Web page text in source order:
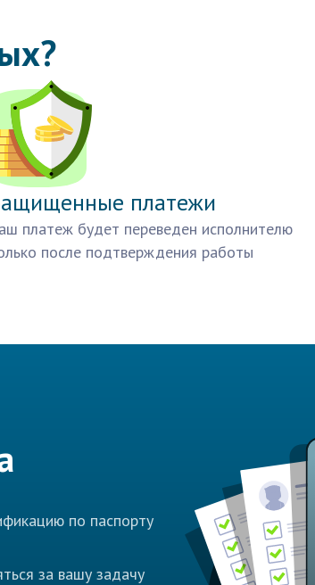
платежи
платеж будет переведен исполнителю
после подтверждения работы
по паспорту
за вашу задачу